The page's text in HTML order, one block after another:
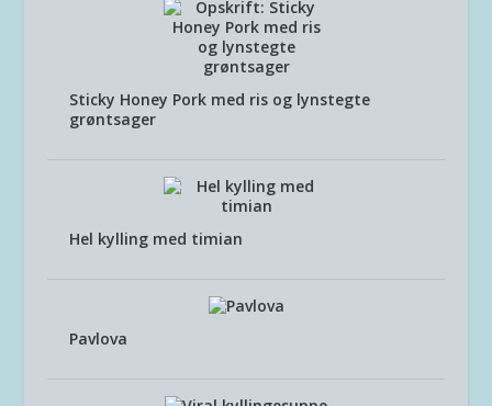
Sticky Honey Pork med ris og lynstegte
grøntsager
Hel kylling med timian
Pavlova